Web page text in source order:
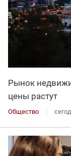
Рынок
цены растут
Общество